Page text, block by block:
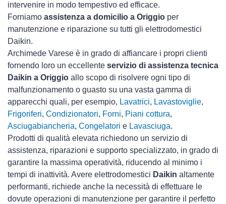
intervenire in modo tempestivo ed efficace.
Forniamo assistenza a domicilio a Origgio per
manutenzione e riparazione su tutti gli elettrodomestici
Daikin.
Archimede Varese è in grado di affiancare i propri clienti
fornendo loro un eccellente servizio di assistenza tecnica
Daikin a Origgio allo scopo di risolvere ogni tipo di
malfunzionamento o guasto su una vasta gamma di
apparecchi quali, per esempio, Lavatrici, Lavastoviglie,
Frigoriferi, Condizionatori, Forni, Piani cottura,
Asciugabiancheria, Congelatori e Lavasciuga.
Prodotti di qualità elevata richiedono un servizio di
assistenza, riparazioni e supporto specializzato, in grado di
garantire la massima operatività, riducendo al minimo i
tempi di inattività. Avere elettrodomestici Daikin altamente
performanti, richiede anche la necessità di effettuare le
dovute operazioni di manutenzione per garantire il perfetto